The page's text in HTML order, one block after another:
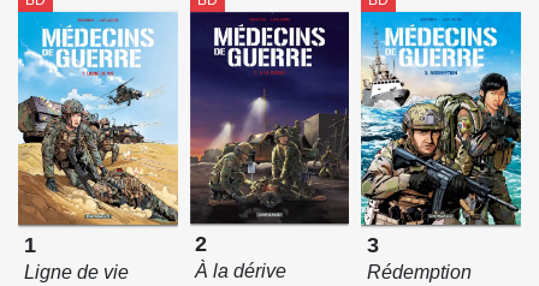
1
Ligne de vie
2
À la dérive
3
Rédemption